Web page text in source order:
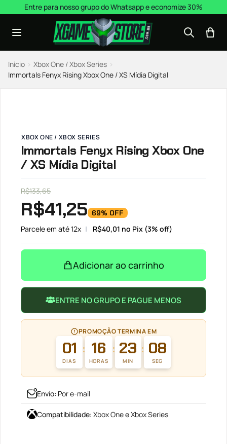
Pular para o conteúdo
Entre para nosso grupo do Whatsapp e economize 30%
Início › Xbox One / Xbox Series ›
Immortals Fenyx Rising Xbox One / XS Mídia Digital
XBOX ONE / XBOX SERIES
Immortals Fenyx Rising Xbox One
/ XS Mídia Digital
R$133,65
R$41,25 69% OFF
Parcele em até 12x R$40,01 no Pix (3% off)
Adicionar ao carrinho
ENTRE NO GRUPO E PAGUE MENOS
PROMOÇÃO TERMINA EM
01
DIAS
: 16
HORAS
: 23
MIN
: 07
SEG
Envío: Por e-mail
Compatibilidade: Xbox One e Xbox Series